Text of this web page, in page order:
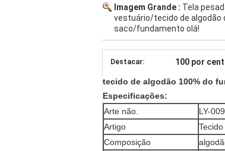
Imagem Grande : Tela
vestuário/tecido de algodão
saco/fundamento olá!
Destacar: 100 por
tecido de algodão 100% do
Especificações:
Arte não.
LY-
Artigo
Composição